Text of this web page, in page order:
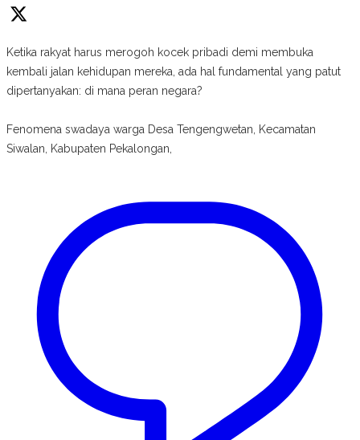
Ketika rakyat harus merogoh kocek pribadi demi membuka
kembali jalan kehidupan mereka, ada hal fundamental yang patut
dipertanyakan: di mana peran negara?
Fenomena swadaya warga Desa Tengengwetan, Kecamatan
Siwalan, Kabupaten Pekalongan,